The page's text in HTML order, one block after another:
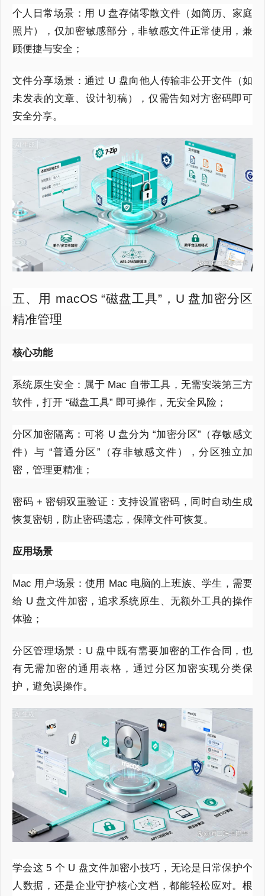
个人日常场景：用 U 盘存储零散文件（如简历、家庭
照片），仅加密敏感部分，非敏感文件正常使用，兼
顾便捷与安全；
文件分享场景：通过 U 盘向他人传输非公开文件（如
未发表的文章、设计初稿），仅需告知对方密码即可
安全分享。
五、用 macOS “磁盘工具”，U 盘加密分区
精准管理
核心功能
系统原生安全：属于 Mac 自带工具，无需安装第三方
软件，打开 “磁盘工具” 即可操作，无安全风险；
分区加密隔离：可将 U 盘分为 “加密分区”（存敏感文
件）与 “普通分区”（存非敏感文件），分区独立加
密，管理更精准；
密码 + 密钥双重验证：支持设置密码，同时自动生成
恢复密钥，防止密码遗忘，保障文件可恢复。
应用场景
Mac 用户场景：使用 Mac 电脑的上班族、学生，需要
给 U 盘文件加密，追求系统原生、无额外工具的操作
体验；
分区管理场景：U 盘中既有需要加密的工作合同，也
有无需加密的通用表格，通过分区加密实现分类保
护，避免误操作。
学会这 5 个 U 盘文件加密小技巧，无论是日常保护个
人数据，还是企业守护核心文档，都能轻松应对。根